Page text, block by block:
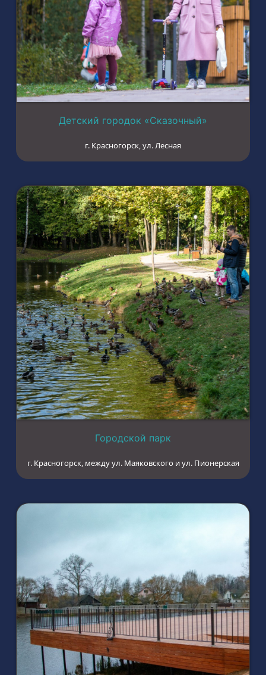
Детский городок «Сказочный»
г. Красногорск, ул. Лесная
Городской парк
г. Красногорск, между ул. Маяковского и ул. Пионерская